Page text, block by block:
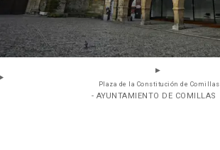
Plaza de la Constitución de Comillas
- AYUNTAMIENTO DE COMILLAS